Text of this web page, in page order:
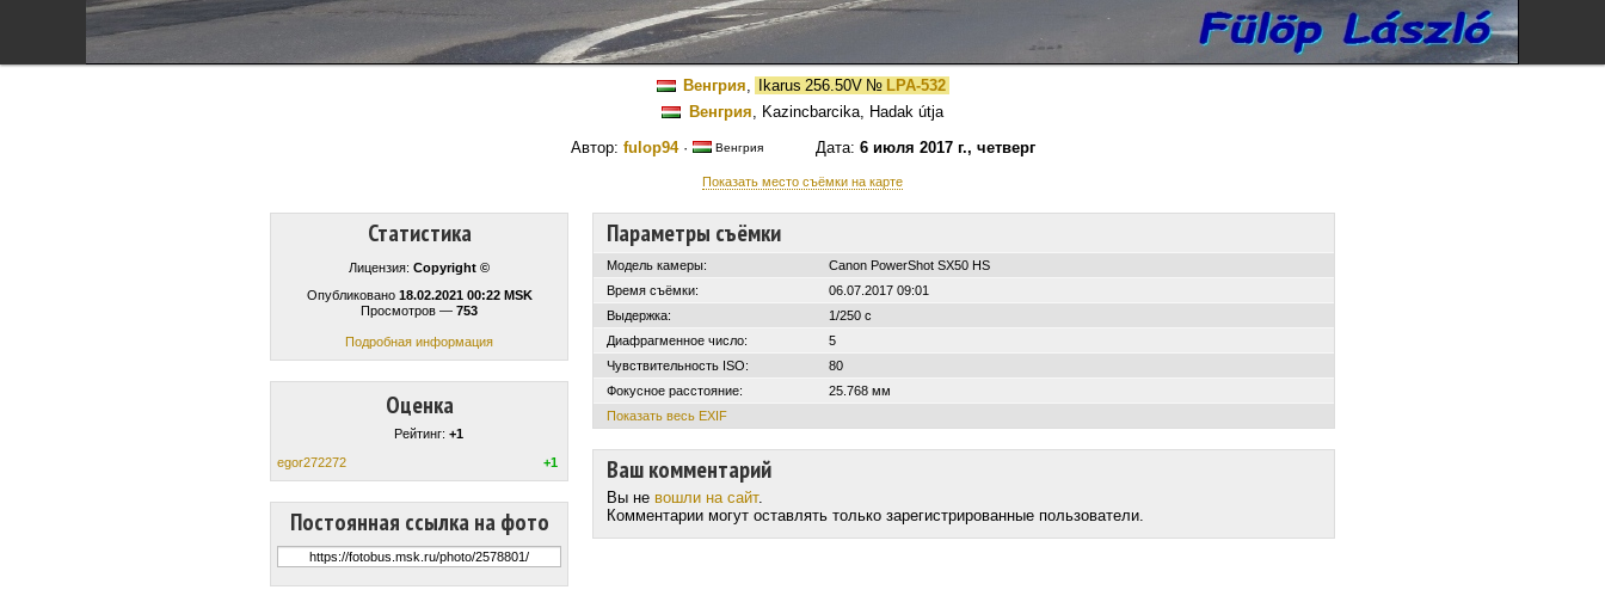
Венгрия, Ikarus 256.50V№ LPA-532
Венгрия, Kazincbarcika, Hadak útja
Автор: fulop94· ВенгрияДата: 6 июля 2017 г., четверг
Показать место съёмки на карте
Статистика
Лицензия: Copyright ©
Опубликовано 18.02.2021 00:22 MSK
Просмотров — 753
Подробная информация
Оценка
Рейтинг: +1
egor272272
+1
Постоянная ссылка на фото
Параметры съёмки
Модель камеры:
Canon PowerShot SX50 HS
Время съёмки:
06.07.2017 09:01
Выдержка:
1/250 с
Диафрагменное число:
5
Чувствительность ISO:
80
Фокусное расстояние:
25.768 мм
Показать весь EXIF
Ваш комментарий
Вы не вошли на сайт.
Комментарии могут оставлять только зарегистрированные пользователи.